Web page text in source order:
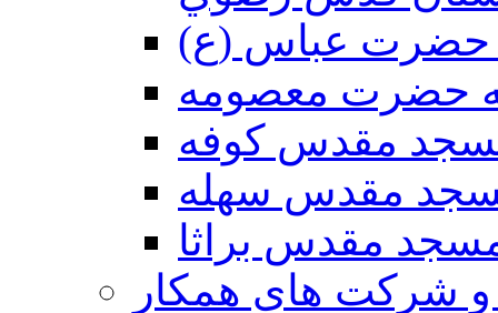
حضرت عباس (ع)
حضرت معصومه
مقدس كوفه
مقدس سهله
مقدس براثا
و شرکت های همکار